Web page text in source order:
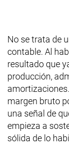
No se trata de
contable. Al
resultado que
producción,
margen bruto
una señal de
empieza a
sólida de lo